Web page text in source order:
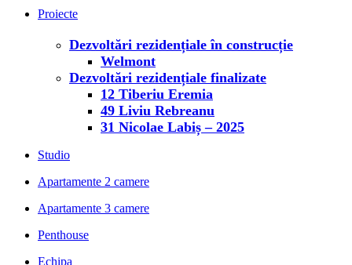
Proiecte
Dezvoltări rezidențiale în construcție
Welmont
Dezvoltări rezidențiale finalizate
12 Tiberiu Eremia
49 Liviu Rebreanu
31 Nicolae Labiș – 2025
Studio
Apartamente 2 camere
Apartamente 3 camere
Penthouse
Echipa